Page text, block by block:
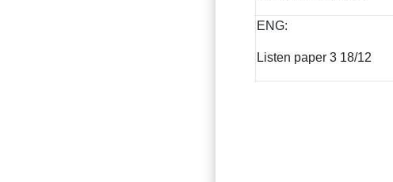
ENG:
Listen paper 3 18/12